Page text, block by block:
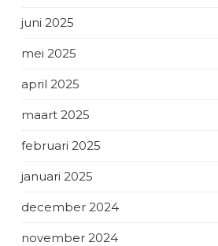
juni 2025
mei 2025
april 2025
maart 2025
februari 2025
januari 2025
december 2024
november 2024